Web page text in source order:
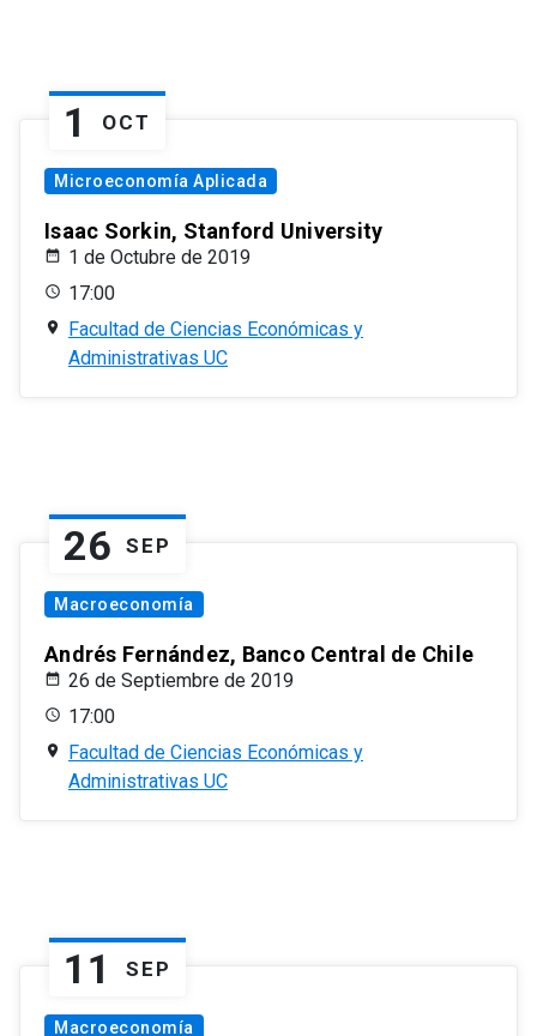
1 OCT
Microeconomía Aplicada
Isaac Sorkin, Stanford University
1 de Octubre de 2019
17:00
Facultad de Ciencias Económicas y
Administrativas UC
26 SEP
Macroeconomía
Andrés Fernández, Banco Central de Chile
26 de Septiembre de 2019
17:00
Facultad de Ciencias Económicas y
Administrativas UC
11 SEP
Macroeconomía